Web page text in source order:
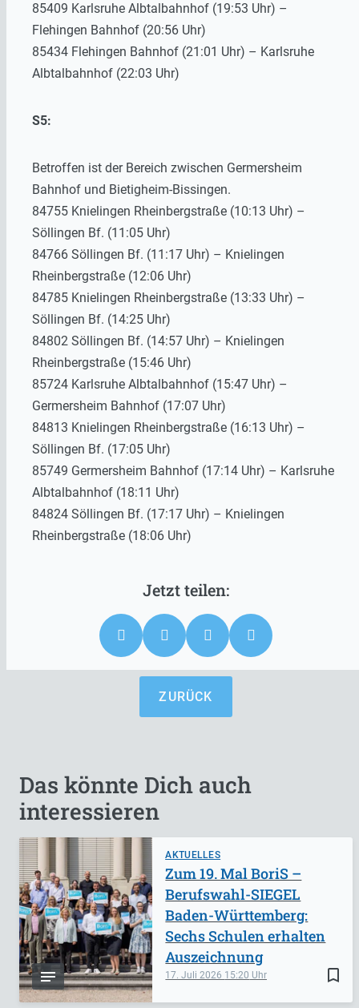
85409 Karlsruhe Albtalbahnhof (19:53 Uhr) –
Flehingen Bahnhof (20:56 Uhr)
85434 Flehingen Bahnhof (21:01 Uhr) – Karlsruhe
Albtalbahnhof (22:03 Uhr)
S5:
Betroffen ist der Bereich zwischen Germersheim
Bahnhof und Bietigheim-Bissingen.
84755 Knielingen Rheinbergstraße (10:13 Uhr) –
Söllingen Bf. (11:05 Uhr)
84766 Söllingen Bf. (11:17 Uhr) – Knielingen
Rheinbergstraße (12:06 Uhr)
84785 Knielingen Rheinbergstraße (13:33 Uhr) –
Söllingen Bf. (14:25 Uhr)
84802 Söllingen Bf. (14:57 Uhr) – Knielingen
Rheinbergstraße (15:46 Uhr)
85724 Karlsruhe Albtalbahnhof (15:47 Uhr) –
Germersheim Bahnhof (17:07 Uhr)
84813 Knielingen Rheinbergstraße (16:13 Uhr) –
Söllingen Bf. (17:05 Uhr)
85749 Germersheim Bahnhof (17:14 Uhr) – Karlsruhe
Albtalbahnhof (18:11 Uhr)
84824 Söllingen Bf. (17:17 Uhr) – Knielingen
Rheinbergstraße (18:06 Uhr)
ZURÜCK
Das könnte Dich auch
interessieren
AKTUELLES
bookmark_border
17. Juli 2026 15:20
Zum 19. Mal BoriS –
Berufswahl-SIEGEL
Baden-Württemberg:
Sechs Schulen erhalten
Auszeichnung